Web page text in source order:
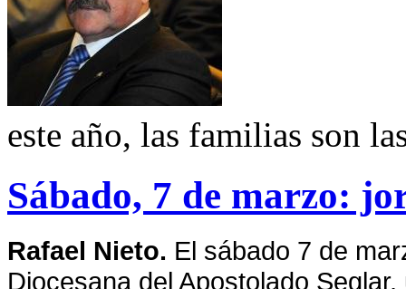
este año, las familias son
Sábado, 7 de marzo:
Rafael Nieto. El sábado 7 de
Diocesana del Apostolado